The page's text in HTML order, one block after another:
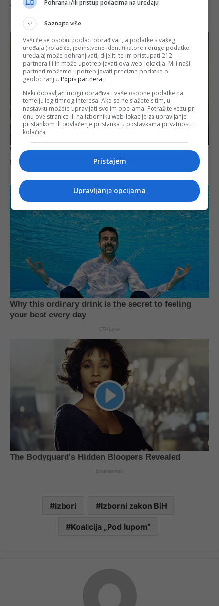
izbori Izborni zakon BiH
Koalicija „Pod lupom“
Pohrana i/ili pristup podacima na uređaju
Saznajte više
Vaši će se osobni podaci obrađivati, a podatke s vašeg
uređaja (kolačiće, jedinstvene identifikatore i druge podatke
uređaja) može pohranjivati, dijeliti te im pristupati 212
partnera ili ih može upotrebljavati ova web-lokacija. Mi i naši
partneri možemo upotrebljavati precizne podatke o
geolociranju. Popis partnera.
Neki dobavljači mogu obrađivati vaše osobne podatke na
temelju legitimnog interesa. Ako se ne slažete s tim, u
nastavku možete upravljati svojim opcijama. Potražite vezu pri
dnu ove stranice ili na izborniku web-lokacije za upravljanje
pristankom ili povlačenje pristanka u postavkama privatnosti i
kolačića.
Pristajem
Upravljanje opcijama